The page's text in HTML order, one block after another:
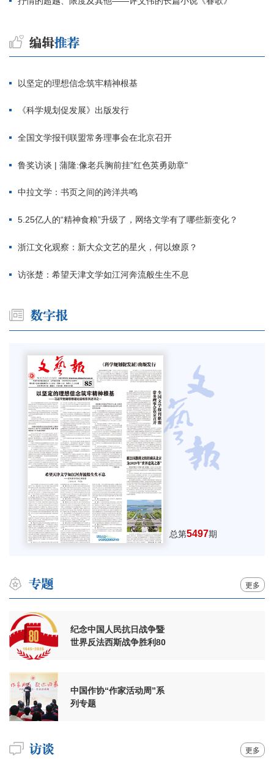
以坚定的理想信念筑牢精神根基
《科学规划促发展》出版发行
全国文学报刊联盟常务理事会在北京召开
鲁奖访谈 | 蒲隆:像老兵胸前挂"红色英勇勋章"
中拉文学：书页之间的跨洋共鸣
5.25亿人的“精神食粮”升级了，网络文学有了哪些新变化？
浙江文化观察：新大众文艺的星火，何以燎原？
访张楚：希望天津文学如江河奔流般生生不息
总第5497期
更多
纪念中国人民抗日战争暨
世界反法西斯战争胜利80
中国作协“作家活动周”系
列专题
更多